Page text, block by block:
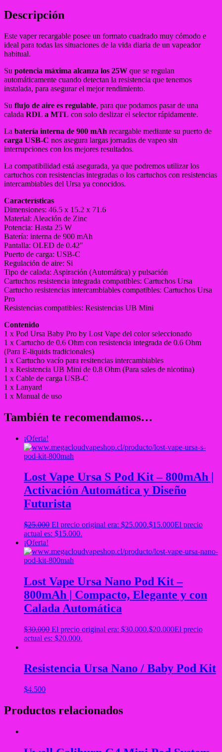
Descripción
Este vaper recargable posee un formato cuadrado muy cómodo e
ideal para todas las situaciones de la vida diaria de un vapeador
habitual.
Su potencia máxima alcanza los 25W que se regulan
automáticamente cuando detectan la resistencia que tenemos
instalada, para asegurar el mejor rendimiento.
Su flujo de aire es regulable, para que podamos pasar de una
calada RDL a MTL con solo deslizar el selector rápidamente.
La batería interna de 900 mAh recargable mediante su puerto de
carga USB-C nos asegura largas jornadas de vapeo sin
interrupciones con los mejores resultados.
La compatibilidad está asegurada, ya que podremos utilizar los
cartuchos con resistencias integradas o los cartuchos con resistencias
intercambiables del Ursa ya conocidos.
Características
Dimensiones: 46.5 x 15.2 x 71.6
Material: Aleación de Zinc
Potencia: Hasta 25 W
Batería: interna de 900 mAh
Pantalla: OLED de 0.42″
Puerto de carga: USB-C
Regulación de aire: Si
Tipo de calada: Aspiración (Automática) y pulsación
Cartuchos resistencia integrada compatibles: Cartuchos Ursa
Cartucho resistencias intercambiables compatibles: Cartuchos Ursa
Pro
Resistencias compatibles: Resistencias UB Mini
Contenido
1 x Pod Ursa Baby Pro by Lost Vape del color seleccionado
1 x Cartucho de 0.6 Ohm con resistencia integrada de 0.6 Ohm
(Para E-liquids tradicionales)
1 x Cartucho vacío para resitencias intercambiables
1 x Resistencia UB Mini de 0.8 Ohm (Para sales de nicotina)
1 x Cable de carga USB-C
1 x Lanyard
1 x Manual de uso
También te recomendamos…
¡Oferta!
Lost Vape Ursa S Pod Kit – 800mAh |
Activación Automática y Diseño
Futurista
$25.000 El precio original era: $25.000.$15.000El precio
actual es: $15.000.
¡Oferta!
Lost Vape Ursa Nano Pod Kit –
800mAh | Compacto, Elegante y con
Calada Automática
$30.000 El precio original era: $30.000.$20.000El precio
actual es: $20.000.
Resistencia Ursa Nano / Baby Pod Kit
$4.500
Productos relacionados